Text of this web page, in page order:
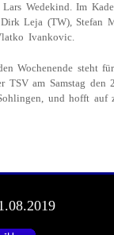
Wedekind. Im
Leja (TW), Stefan
Ivankovic.
Wochenende steht
TSV am Samstag den
und hofft